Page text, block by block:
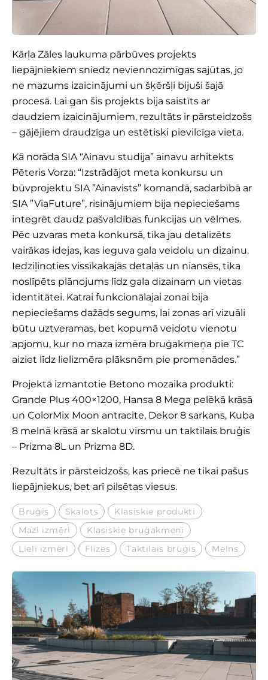
Kārļa Zāles laukuma pārbūves projekts
liepājniekiem sniedz neviennozīmīgas sajūtas, jo
ne mazums izaicinājumi un šķēršļi bijuši šajā
procesā. Lai gan šis projekts bija saistīts ar
daudziem izaicinājumiem, rezultāts ir pārsteidzošs
– gājējiem draudzīga un estētiski pievilcīga vieta.
Kā norāda SIA “Ainavu studija” ainavu arhitekts
Pēteris Vorza: “Izstrādājot meta konkursu un
būvprojektu SIA ”Ainavists” komandā, sadarbībā ar
SIA ”ViaFuture”, risinājumiem bija nepieciešams
integrēt daudz pašvaldības funkcijas un vēlmes.
Pēc uzvaras meta konkursā, tika jau detalizēts
vairākas idejas, kas ieguva gala veidolu un dizainu.
Iedziļinoties vissīkakajās detaļās un niansēs, tika
noslīpēts plānojums līdz gala dizainam un vietas
identitātei. Katrai funkcionālajai zonai bija
nepieciešams dažāds segums, lai zonas arī vizuāli
būtu uztveramas, bet kopumā veidotu vienotu
apjomu, kur no maza izmēra bruģakmeņa pie TC
aiziet līdz lielizmēra plāksnēm pie promenādes.”
Projektā izmantotie Betono mozaika produkti:
Grande Plus 400×1200, Hansa 8 Mega pelēkā krāsā
un ColorMix Moon antracite, Dekor 8 sarkans, Kuba
8 melnā krāsā ar skalotu virsmu un taktīlais bruģis
– Prizma 8Lun Prizma 8D.
Rezultāts ir pārsteidzošs, kas priecē ne tikai pašus
liepājniekus, bet arī pilsētas viesus.
Bruģis Skalots
Klasiskie produkti
Mazi izmēri
Klasiskie bruģakmeņi
Lieli izmēri
Flīzes Taktilais bruģis Melns